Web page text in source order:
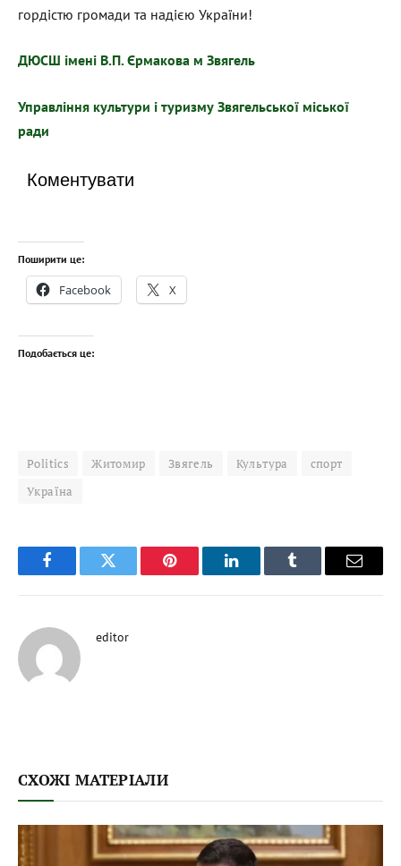
гордістю громади та надією України!
ДЮСШ імені В.П. Єрмакова м Звягель
Управління культури і туризму Звягельської міської
ради
Коментувати
Поширити це:
Facebook X
Подобається це:
Politics Житомир Звягель Культура
спорт
Україна
FacebookTwitter Pinterest LinkedInTumblr Email
editor
СХОЖІ МАТЕРІАЛИ